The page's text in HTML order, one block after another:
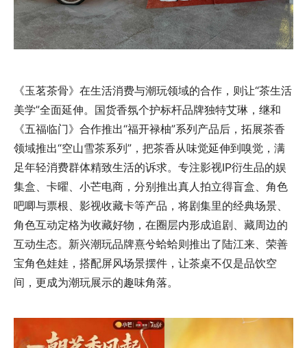
《玉茗茶骨》在生活消费与潮玩领域的合作，则让“茶生活
美学”全面延伸。国货香氛个护标杆品牌独特艾琳，继和
《五福临门》合作推出“福开禄柚”系列产品后，拓展茶香
领域推出“空山雪茶系列”，把茶香从味觉延伸到嗅觉，满
足年轻消费群体精致生活的诉求。专注影视IP衍生品的娱
集盒、卡曜、小芒电商，分别推出真人拍立得盲盒、角色
吧唧与票根、影视收藏卡等产品，将剧集里的经典场景、
角色互动定格为收藏好物，在圈层内形成追剧、藏周边的
互动生态。新兴潮玩品牌熹兮蛤蛤则推出了陆江来、荣善
宝角色娃娃，搭配屏风场景摆件，让茶桌不仅是品饮空
间，更成为潮玩展示的趣味角落。